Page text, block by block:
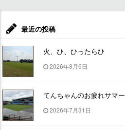
最近の投稿
火、ひ、ひったらひ
2026年8月6日
てんちゃんのお疲れサマー
2026年7月31日